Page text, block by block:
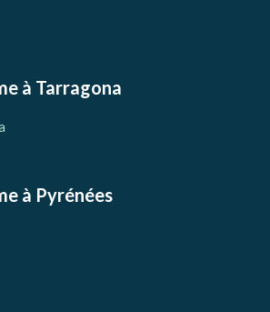
à Tarragona
à Pyrénées